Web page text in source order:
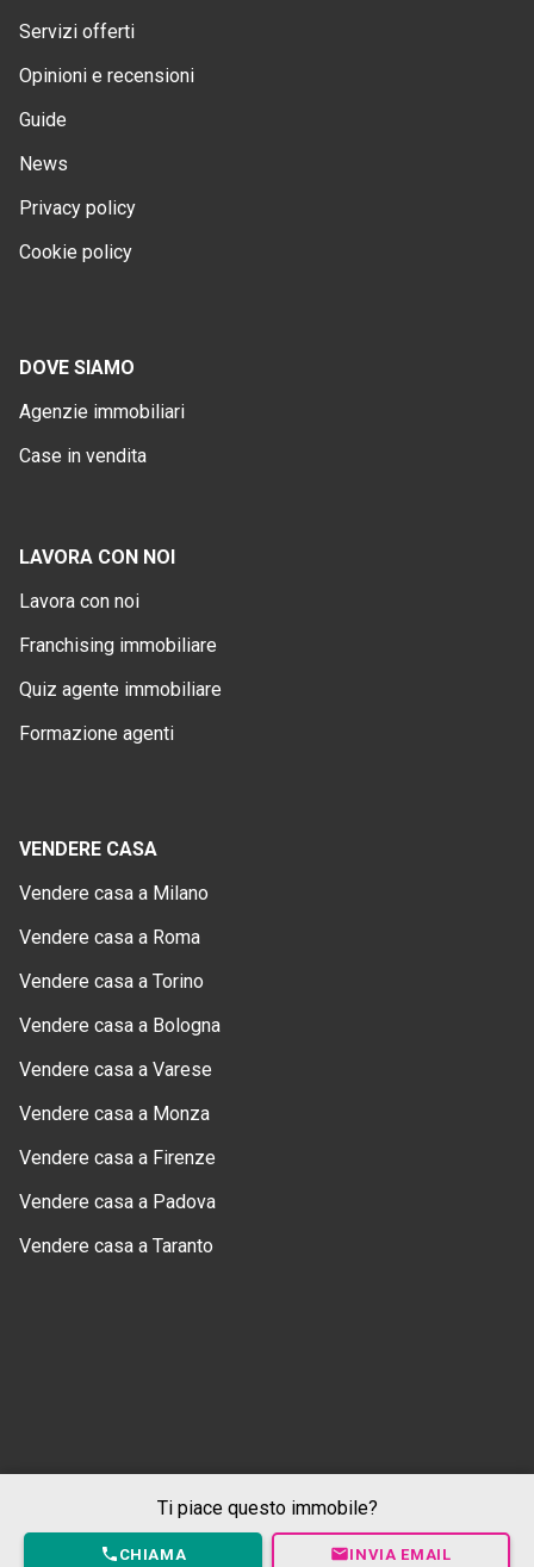
Ti piace questo immobile?
CHIAMA INVIA EMAIL
Servizi offerti
Opinioni e recensioni
Guide
News
Privacy policy
Cookie policy
DOVE SIAMO
Agenzie immobiliari
Case in vendita
LAVORA CON NOI
Lavora con noi
Franchising immobiliare
Quiz agente immobiliare
Formazione agenti
VENDERE CASA
Vendere casa a Milano
Vendere casa a Roma
Vendere casa a Torino
Vendere casa a Bologna
Vendere casa a Varese
Vendere casa a Monza
Vendere casa a Firenze
Vendere casa a Padova
Vendere casa a Taranto